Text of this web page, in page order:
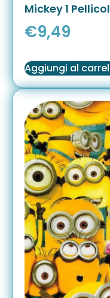
Mickey 1
€9,49
Aggiungi al